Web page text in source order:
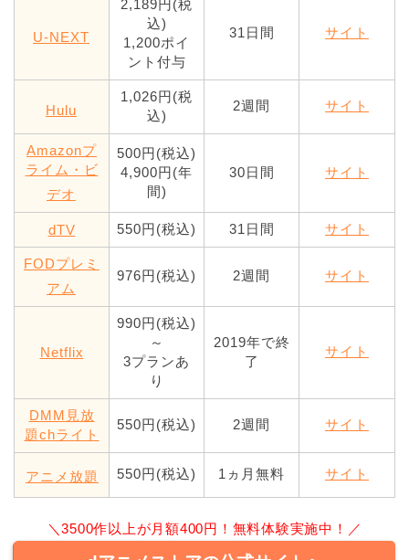
U-NEXT
2,189円(税
込)
1,200ポイ
ント付与
31日間 サイト
Hulu
1,026円(税
込)
2週間 サイト
Amazonプ
ライム・ビ
デオ
500円(税込)
4,900円(年
間)
30日間 サイト
dTV 550円(税込) 31日間 サイト
FODプレミ
アム
976円(税込) 2週間 サイト
Netflix
990円(税込)
～
3プランあ
り
2019年で終
了
サイト
DMM見放
題chライト
550円(税込) 2週間 サイト
アニメ放題 550円(税込) 1ヵ月無料 サイト
＼3500作以上が月額400円！無料体験実施中！／